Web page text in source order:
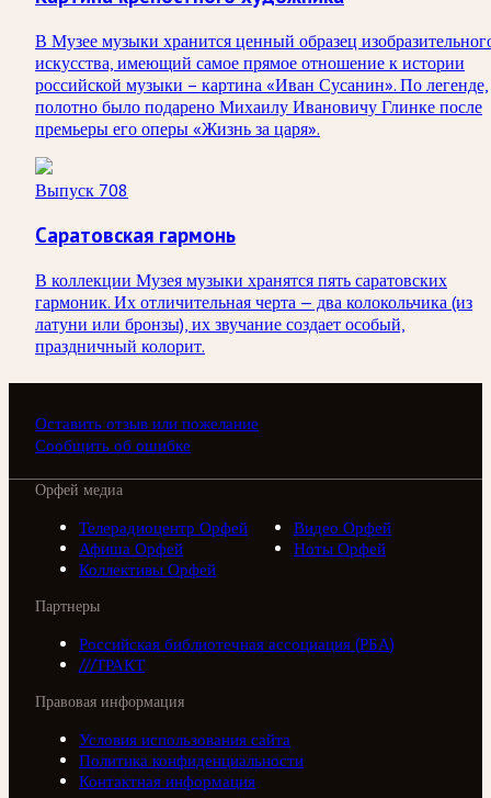
В Музее музыки хранится ценный образец
искусства, имеющий самое прямое отношение к истории
российской музыки – картина «Иван Сусанин». По легенде,
полотно было подарено Михаилу Ивановичу Глинке после
премьеры его оперы «Жизнь за царя».
Выпуск 708
Саратовская гармонь
В коллекции Музея музыки хранятся пять саратовских
гармоник. Их отличительная черта — два колокольчика (из
латуни или бронзы), их звучание создает особый,
праздничный колорит.
Оставить отзыв или пожелание
Сообщить об ошибке
Орфей медиа
Телерадиоцентр Орфей
Видео Орфей
Афиша Орфей
Ноты Орфей
Коллективы Орфей
Партнеры
Российская библиотечная ассоциация (РБА)
///ТРАКТ
Правовая информация
Условия использования сайта
Политика конфиденциальности
Контактная информация